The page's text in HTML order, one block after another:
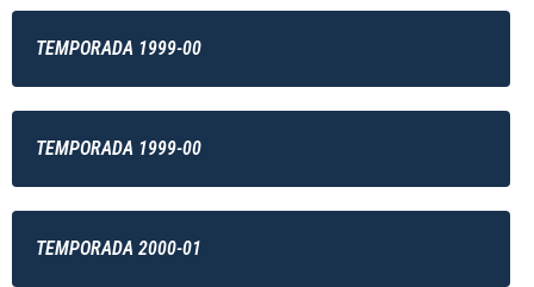
TEMPORADA 1999-00
TEMPORADA 1999-00
TEMPORADA 2000-01